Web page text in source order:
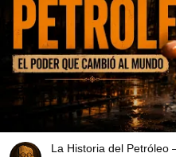
La Historia del Petróleo